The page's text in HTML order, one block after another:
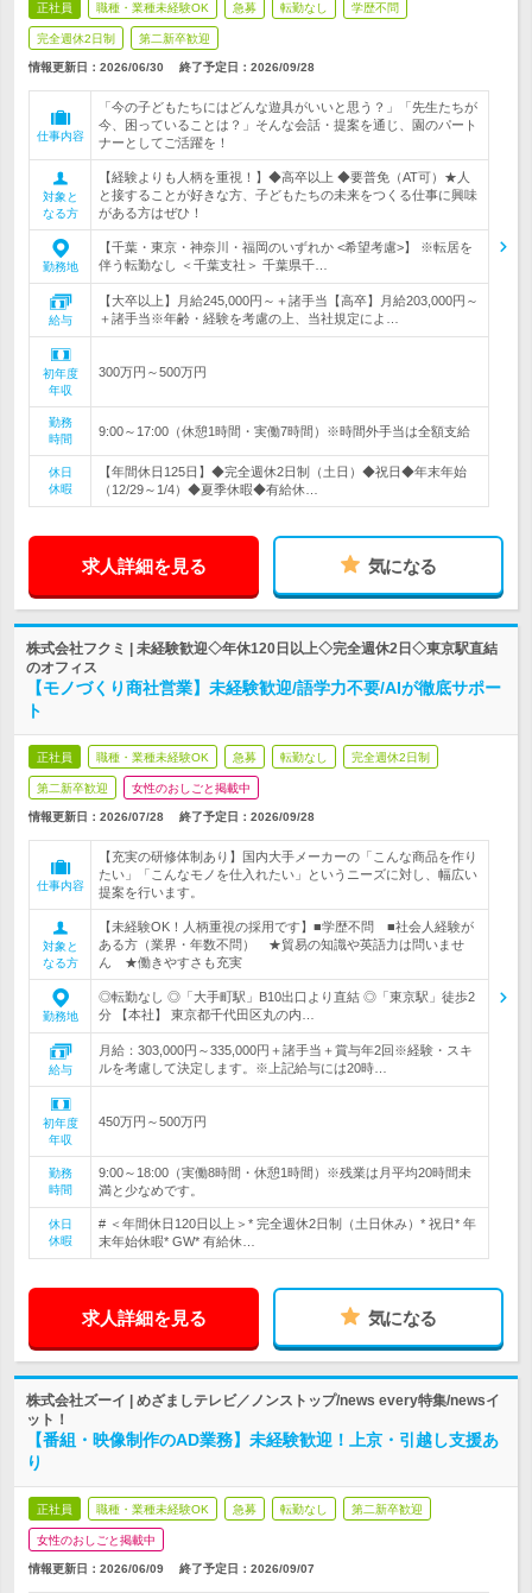
正社員 職種・業種未経験OK 急募 転勤なし 学歴不問
完全週休2日制 第二新卒歓迎
情報更新日：2026/06/30 終了予定日： 2026/09/28
仕事内容
「今の子どもたちにはどんな遊具がいいと思う？」「先生たちが
今、困っていることは？」そんな会話・提案を通じ、園のパート
ナーとしてご活躍を！
対象と
なる方
【経験よりも人柄を重視！】◆高卒以上 ◆要普免（AT可）★人
と接することが好きな方、子どもたちの未来をつくる仕事に興味
がある方はぜひ！
勤務地
【千葉・東京・神奈川・福岡のいずれか <希望考慮>】 ※転居を
伴う転勤なし ＜千葉支社＞ 千葉県千…
給与
【大卒以上】月給245,000円～＋諸手当【高卒】月給203,000円～
＋諸手当※年齢・経験を考慮の上、当社規定によ…
初年度
年収
300万円～500万円
勤務
時間
9:00～17:00（休憩1時間・実働7時間）※時間外手当は全額支給
休日
休暇
【年間休日125日】◆完全週休2日制（土日）◆祝日◆年末年始
（12/29～1/4）◆夏季休暇◆有給休…
求人詳細を見る 気になる
株式会社フクミ | 未経験歓迎◇年休120日以上◇完全週休2日◇東京駅直結
のオフィス
【モノづくり商社営業】未経験歓迎/語学力不要/AIが徹底サポー
ト
正社員 職種・業種未経験OK 急募 転勤なし 完全週休2日制
第二新卒歓迎 女性のおしごと掲載中
情報更新日：2026/07/28 終了予定日： 2026/09/28
仕事内容
【充実の研修体制あり】国内大手メーカーの「こんな商品を作り
たい」「こんなモノを仕入れたい」というニーズに対し、幅広い
提案を行います。
対象と
なる方
【未経験OK！人柄重視の採用です】■学歴不問 ■社会人経験が
ある方（業界・年数不問） ★貿易の知識や英語力は問いませ
ん ★働きやすさも充実
勤務地
◎転勤なし ◎「大手町駅」B10出口より直結 ◎「東京駅」徒歩2
分 【本社】 東京都千代田区丸の内…
給与
月給：303,000円～335,000円＋諸手当＋賞与年2回※経験・スキ
ルを考慮して決定します。※上記給与には20時…
初年度
年収
450万円～500万円
勤務
時間
9:00～18:00（実働8時間・休憩1時間）※残業は月平均20時間未
満と少なめです。
休日
休暇
# ＜年間休日120日以上＞* 完全週休2日制（土日休み）* 祝日* 年
末年始休暇* GW* 有給休…
求人詳細を見る 気になる
株式会社ズーイ | めざましテレビ／ノンストップ/news every特集/newsイ
ット！
【番組・映像制作のAD業務】未経験歓迎！上京・引越し支援あ
り
正社員 職種・業種未経験OK 急募 転勤なし 第二新卒歓迎
女性のおしごと掲載中
情報更新日：2026/06/09 終了予定日： 2026/09/07